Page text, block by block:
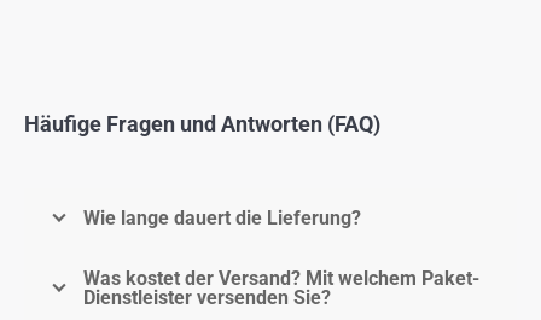
Häufige Fragen und Antworten (FAQ)
Wie lange dauert die Lieferung?
Was kostet der Versand? Mit welchem Paket-
Dienstleister versenden Sie?